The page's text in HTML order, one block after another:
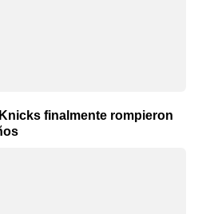
finalmente rompieron